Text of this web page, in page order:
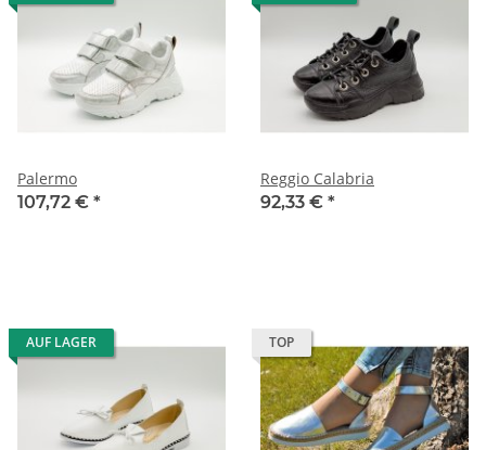
Palermo
107,72 € *
Reggio Calabria
92,33 € *
AUF LAGER TOP